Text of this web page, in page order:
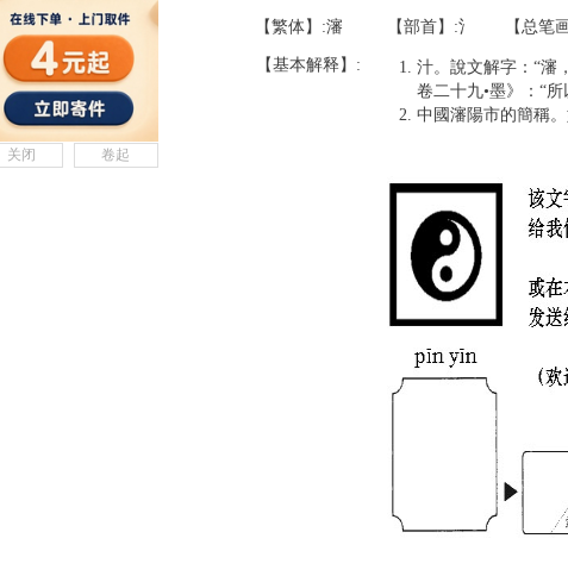
【繁体】:瀋 【部首】:氵 【总笔
【基本解释】:
汁。說文解字：“瀋
卷二十九•墨》：“
中國瀋陽市的簡稱。
关闭 卷起